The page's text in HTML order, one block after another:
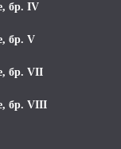
бр. IV
бр. V
бр. VII
бр. VIII